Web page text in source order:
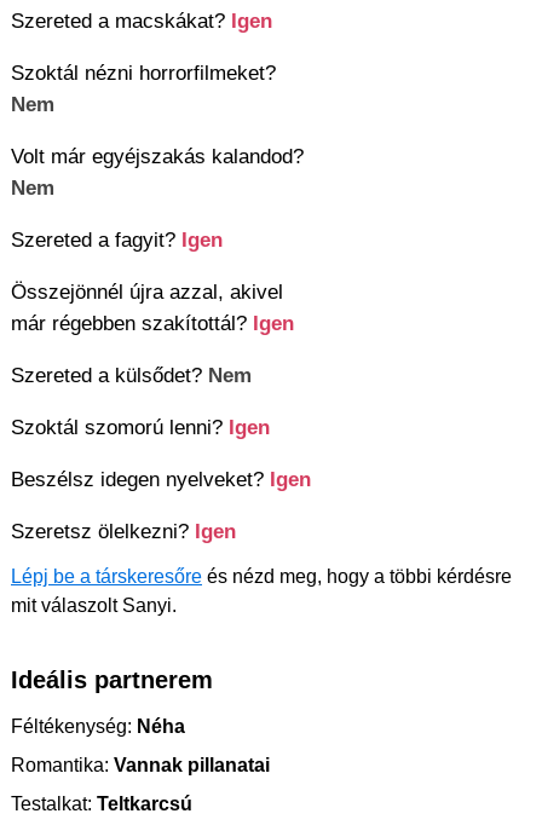
Szereted a macskákat? Igen
Szoktál nézni horrorfilmeket?
Nem
Volt már egyéjszakás kalandod?
Nem
Szereted a fagyit? Igen
Összejönnél újra azzal, akivel
már régebben szakítottál? Igen
Szereted a külsődet? Nem
Szoktál szomorú lenni? Igen
Beszélsz idegen nyelveket? Igen
Szeretsz ölelkezni? Igen
Lépj be a társkeresőre és nézd meg, hogy a többi kérdésre
mit válaszolt Sanyi.
Ideális partnerem
Féltékenység: Néha
Romantika: Vannak pillanatai
Testalkat: Teltkarcsú